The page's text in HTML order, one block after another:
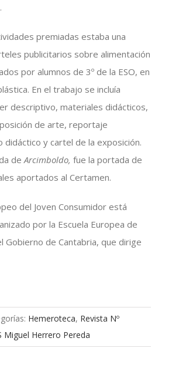
premiadas estaba una
publicitarios sobre alimentación
por alumnos de 3º de la ESO, en
En el trabajo se incluía
descriptivo, materiales didácticos,
de arte, reportaje
y cartel de la exposición.
deArcimboldo, fue la portada de
aportados al Certamen.
del Joven Consumidor está
por la Escuela Europea de
Gobierno de Cantabria, que dirige
Hemeroteca, Revista Nº
Miguel Herrero Pereda